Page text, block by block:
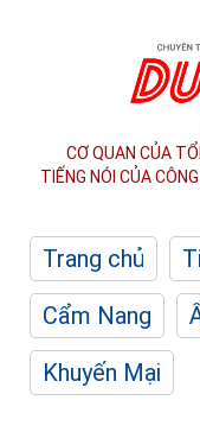
CƠ QUAN CỦA
TIẾNG NÓI CỦA
Trang chủ
Cẩm Nang
Khuyến Mại